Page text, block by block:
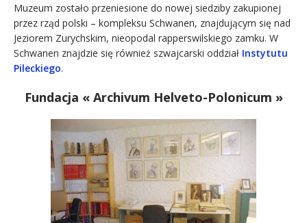
Muzeum zostało przeniesione do nowej siedziby zakupionej
przez rząd polski – kompleksu Schwanen, znajdującym się nad
Jeziorem Zurychskim, nieopodal rapperswilskiego zamku. W
Schwanen znajdzie się również szwajcarski oddział Instytutu
Pileckiego.
Fundacja « Archivum Helveto-Polonicum »